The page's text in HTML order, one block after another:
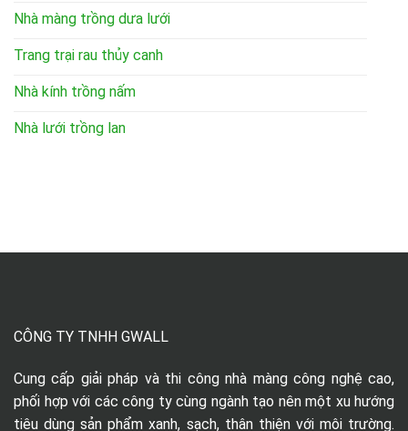
Nhà màng trồng dưa lưới
Trang trại rau thủy canh
Nhà kính trồng nấm
Nhà lưới trồng lan
CÔNG TY TNHH GWALL
Cung cấp giải pháp và thi công nhà màng công nghệ cao,
phối hợp với các công ty cùng ngành tạo nên một xu hướng
tiêu dùng sản phẩm xanh, sạch, thân thiện với môi trường.